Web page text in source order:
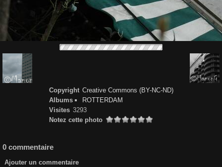
Copyright Creative Commons (BY-NC-ND)
Albums
ROTTERDAM
Visites 3293
Notez cette photo
0 commentaire
Ajouter un commentaire